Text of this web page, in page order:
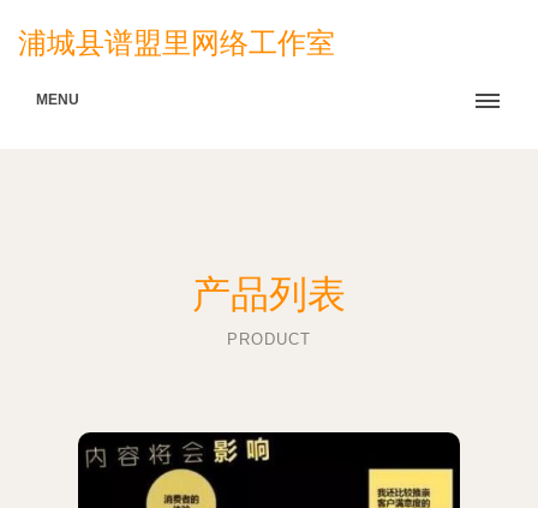
浦城县谱盟里网络工作室
MENU
产品列表
PRODUCT